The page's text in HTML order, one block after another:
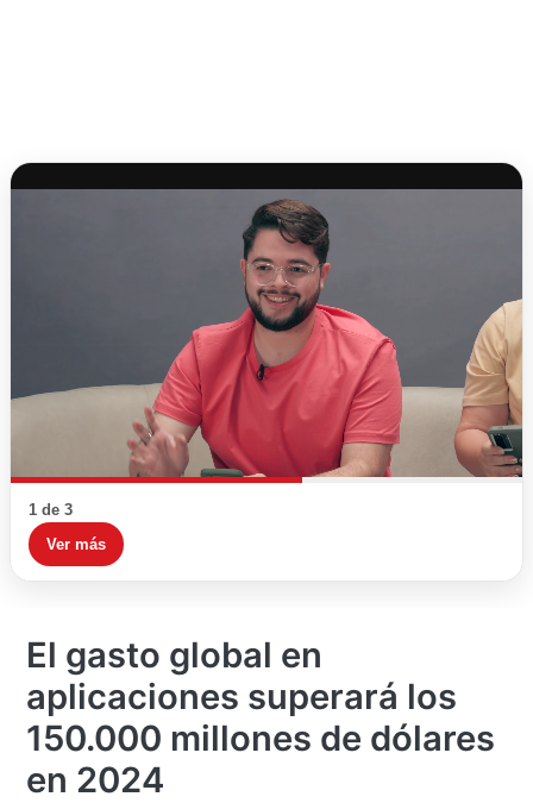
1 de 3
Ver más
El gasto global en
aplicaciones superará los
150.000 millones de dólares
en 2024